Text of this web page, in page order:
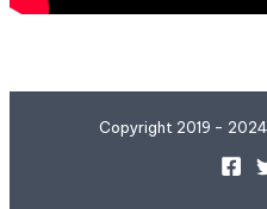
Copyright 2019 -